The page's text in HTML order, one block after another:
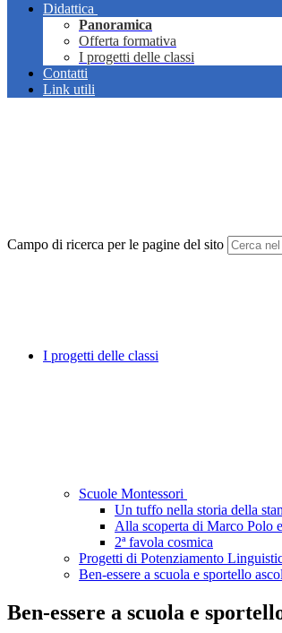
Didattica
Panoramica
Offerta formativa
I progetti delle classi
Contatti
Link utili
Campo di ricerca per le pagine del sito
I progetti delle classi
Scuole Montessori
Un tuffo nella storia della
Alla scoperta di Marco Polo
2ª favola cosmica
Progetti di Potenziamento
Ben-essere a scuola e sportello
Ben-essere a scuola e